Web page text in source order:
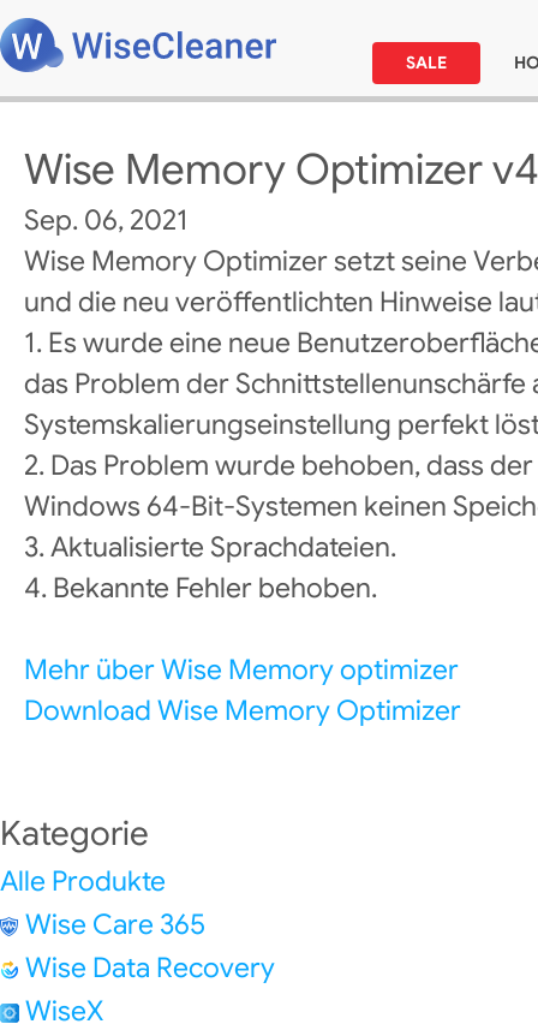
SALE
Wise Memory Optimizer
Sep. 06, 2021
Wise Memory Optimizer setzt seine
und die neu veröffentlichten Hinweise
1. Es wurde eine neue
das Problem der
Systemskalierungseinstellung perfekt
2. Das Problem wurde behoben, dass
Windows 64-Bit-Systemen keinen
3. Aktualisierte Sprachdateien.
4. Bekannte Fehler behoben.
Mehr über Wise Memory optimizer
Download Wise Memory Optimizer
Kategorie
Alle Produkte
Wise Care 365
Wise Data Recovery
WiseX